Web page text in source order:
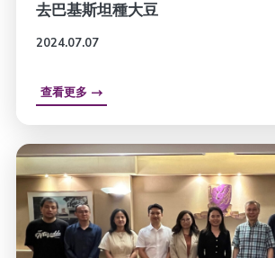
去巴基斯坦種大豆
2024.07.07
查看更多